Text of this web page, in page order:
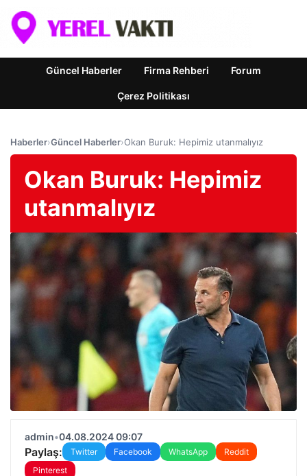
Güncel Haberler Firma Rehberi Forum
Çerez Politikası
Haberler›Güncel Haberler›Okan Buruk: Hepimiz utanmalıyız
Okan Buruk: Hepimiz
utanmalıyız
admin•04.08.2024 09:07
Paylaş: Twitter Facebook WhatsApp
Reddit
Pinterest